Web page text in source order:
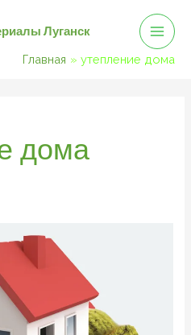
Луганск
Главная утепление дома
дома